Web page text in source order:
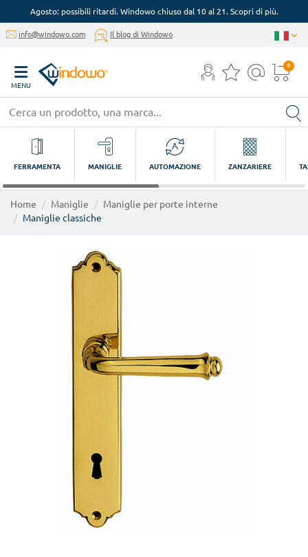
Agosto: possibili ritardi. Windowo chiuso dal 10 al 21. Scopri di più.
info@windowo.com Il blog di Windowo
MENU
0
FERRAMENTA MANIGLIE AUTOMAZIONE ZANZARIERE
Home Maniglie
Maniglie per porte interne
Maniglie classiche